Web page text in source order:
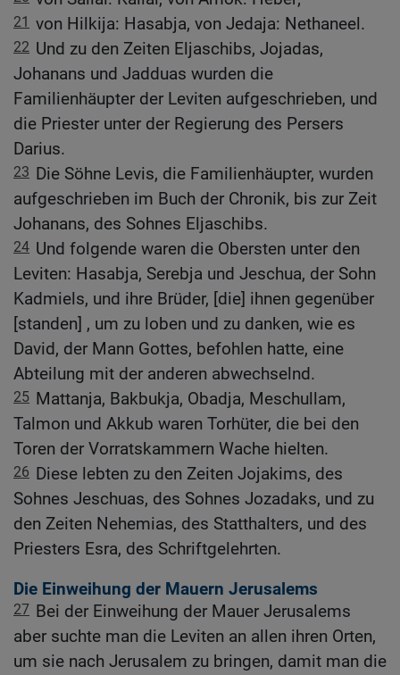
21 von Hilkija: Hasabja, von Jedaja: Nethaneel.
22 Und zu den Zeiten Eljaschibs, Jojadas,
Johanans und Jadduas wurden die
Familienhäupter der Leviten aufgeschrieben, und
die Priester unter der Regierung des Persers
Darius.
23 Die Söhne Levis, die Familienhäupter, wurden
aufgeschrieben im Buch der Chronik, bis zur Zeit
Johanans, des Sohnes Eljaschibs.
24 Und folgende waren die Obersten unter den
Leviten: Hasabja, Serebja und Jeschua, der Sohn
Kadmiels, und ihre Brüder, [die] ihnen gegenüber
[standen] , um zu loben und zu danken, wie es
David, der Mann Gottes, befohlen hatte, eine
Abteilung mit der anderen abwechselnd.
25 Mattanja, Bakbukja, Obadja, Meschullam,
Talmon und Akkub waren Torhüter, die bei den
Toren der Vorratskammern Wache hielten.
26 Diese lebten zu den Zeiten Jojakims, des
Sohnes Jeschuas, des Sohnes Jozadaks, und zu
den Zeiten Nehemias, des Statthalters, und des
Priesters Esra, des Schriftgelehrten.
Die Einweihung der Mauern Jerusalems
27 Bei der Einweihung der Mauer Jerusalems
aber suchte man die Leviten an allen ihren Orten,
um sie nach Jerusalem zu bringen, damit man die